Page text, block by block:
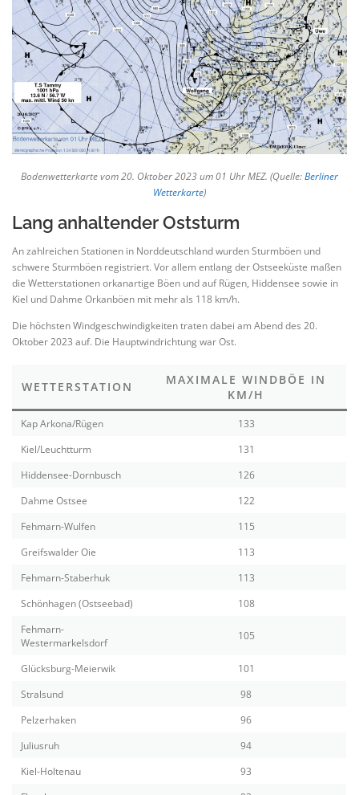
Bodenwetterkarte vom 20. Oktober 2023 um 01 Uhr MEZ. (Quelle:Berliner
Wetterkarte)
Lang anhaltender Oststurm
An zahlreichen Stationen in Norddeutschland wurden Sturmböen und
schwere Sturmböen registriert. Vor allem entlang der Ostseeküste maßen
die Wetterstationen orkanartige Böen und auf Rügen, Hiddensee sowie in
Kiel und Dahme Orkanböen mit mehr als 118 km/h.
Die höchsten Windgeschwindigkeiten traten dabei am Abend des 20.
Oktober 2023 auf. Die Hauptwindrichtung war Ost.
WETTERSTATION
MAXIMALE WINDBÖE IN
KM/H
Kap Arkona/Rügen
133
Kiel/Leuchtturm
131
Hiddensee-Dornbusch
126
Dahme Ostsee
122
Fehmarn-Wulfen
115
Greifswalder Oie
113
Fehmarn-Staberhuk
113
Schönhagen (Ostseebad)
108
Fehmarn-
Westermarkelsdorf
105
Glücksburg-Meierwik
101
Stralsund
98
Pelzerhaken
96
Juliusruh
94
Kiel-Holtenau
93